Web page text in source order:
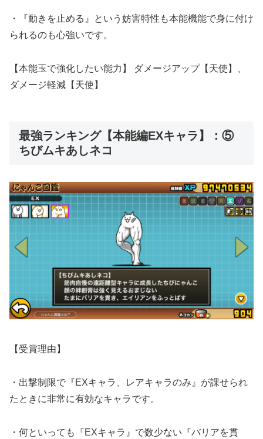
・『動きを止める』という妨害特性も本能機能で身に付け
られるのも心強いです。
【本能玉で強化したい能力】 ダメージアップ【天使】、
ダメージ軽減【天使】
最強ランキング【本能編EXキャラ】：⑤
ちびムキあしネコ
【受賞理由】
・出撃制限で『EXキャラ、レアキャラのみ』が課せられ
たときに非常に有効なキャラです。
・何といっても『EXキャラ』で数少ない『バリアを貫